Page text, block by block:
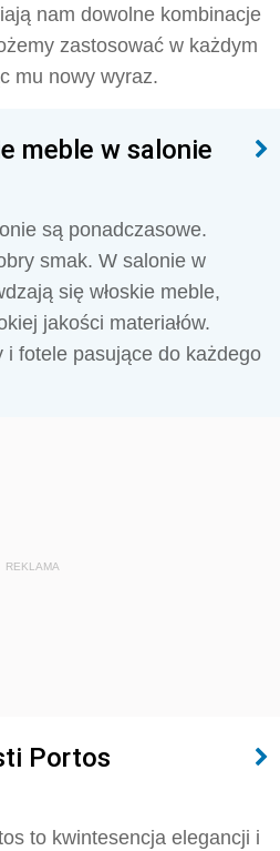
nam dowolne kombinacje
zastosować w każdym
mu nowy wyraz.
meble w salonie
są ponadczasowe.
smak. W salonie w
się włoskie meble,
jakości materiałów.
i fotele pasujące do każdego
REKLAMA
Portos
to kwintesencja elegancji i